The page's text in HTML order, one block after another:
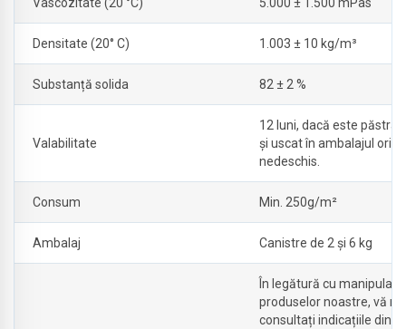
Densitate (20° C) 1.003 ± 10 kg/m³
Substanță solida 82 ± 2 %
Valabilitate
12 luni, dacă este păstrat
și uscat în ambalajul
nedeschis.
Consum Min. 250g/m²
Ambalaj Canistre de 2 și 6 kg
În legătură cu
produselor noastre, vă
consultați indicațiile din